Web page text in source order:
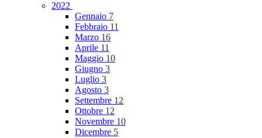
2022
Gennaio 7
Febbraio 11
Marzo 16
Aprile 11
Maggio 10
Giugno 3
Luglio 3
Agosto 3
Settembre 12
Ottobre 12
Novembre 10
Dicembre 5